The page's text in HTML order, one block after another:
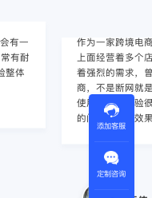
有一
有耐
整体
作为一家跨境电
上面经营着多个
着强烈的需求，
商，不是断网就
使用效果，体验
的问题，使用效
添加客服
定制咨询